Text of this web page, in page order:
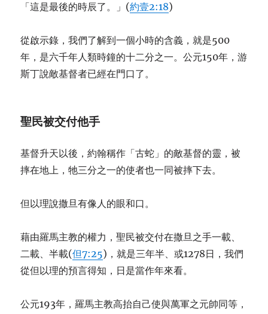
「這是最後的時辰了。」(約壹2:18)
從啟示錄，我們了解到一個小時的含義，就是500
年，是六千年人類時鐘的十二分之一。公元150年，游
斯丁說敵基督者已經在門口了。
聖民被交付他手
基督升天以後，約翰稱作「古蛇」的敵基督的靈，被
摔在地上，牠三分之一的使者也一同被摔下去。
但以理說撒旦有像人的眼和口。
藉由羅馬主教的權力，聖民被交付在撒旦之手一載、
二載、半載(但7:25)，就是三年半、或1278日，我們
從但以理的預言得知，日是當作年來看。
公元193年，羅馬主教高抬自己使與萬軍之元帥同等，